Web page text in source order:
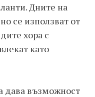
Дните на
се използват от
хора с
като
дава възможност